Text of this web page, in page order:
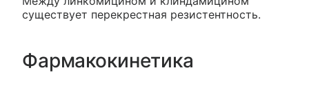
существует перекрестная резистентность.
Фармакокинетика